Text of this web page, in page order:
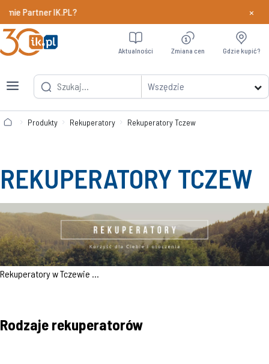
Partner IK.PL? Dowiedz
×
Wszędzie
Aktualności Zmiana cen Gdzie kupić?
Produkty Rekuperatory Rekuperatory Tczew
REKUPERATORY TCZEW
Rekuperatory w Tczewie ...
Rodzaje rekuperatorów